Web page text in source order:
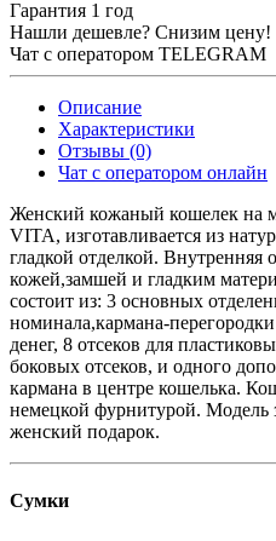
Гарантия 1 год
Нашли дешевле? Снизим цену!
Чат с оператором TELEGRAM
Описание
Характеристики
Отзывы (0)
Чат с оператором онлайн
Женский кожаный кошелек на
VITA, изготавливается из
гладкой отделкой. Внутренняя
кожей,замшей и гладким
состоит из: 3 основных
номинала,кармана-
денег, 8 отсеков для
боковых отсеков, и одного
кармана в центре кошелька.
немецкой фурнитурой. Модель
женский подарок.
Сумки